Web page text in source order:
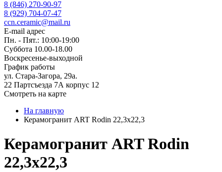
8 (846) 270-90-97
8 (929) 704-07-47
ccn.ceramic@mail.ru
E-mail адрес
Пн. - Пят.: 10:00-19:00
Суббота 10.00-18.00
Воскресенье-выходной
График работы
ул. Стара-Загора, 29а.
22 Партсъезда 7А корпус 12
Смотреть на карте
На главную
Керамогранит ART Rodin 22,3x22,3
Керамогранит ART Rodin
22,3x22,3